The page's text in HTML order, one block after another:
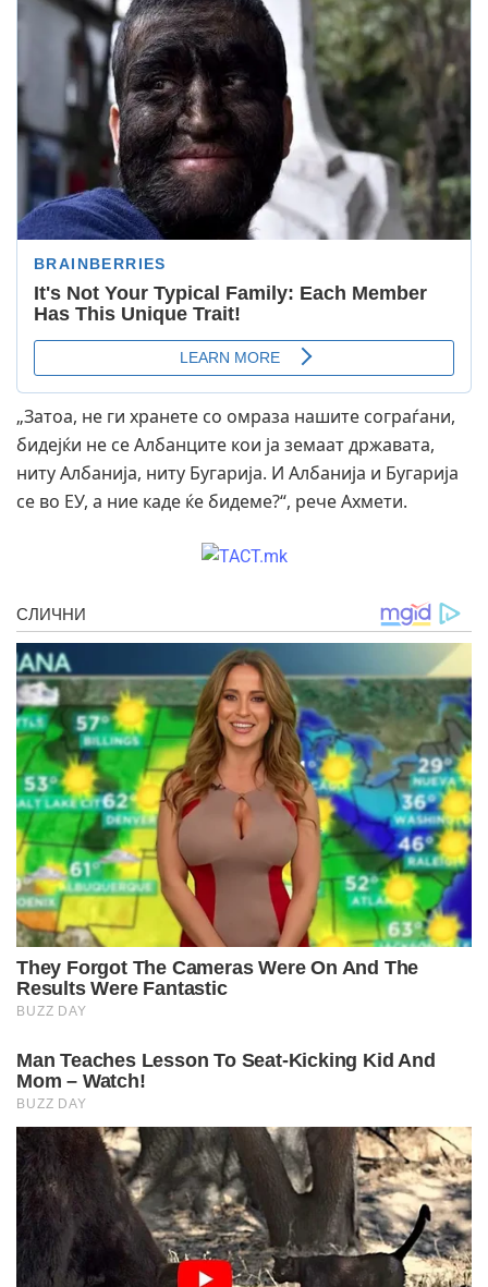
„Затоа, не ги хранете со омраза нашите сограѓани,
бидејќи не се Албанците кои ја земаат државата,
ниту Албанија, ниту Бугарија. И Албанија и Бугарија
се во ЕУ, а ние каде ќе бидеме?“, рече Ахмети.